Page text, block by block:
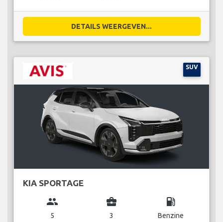
DETAILS WEERGEVEN...
SUV
KIA SPORTAGE
group
5
business_center
3
local_gas_station
Benzine